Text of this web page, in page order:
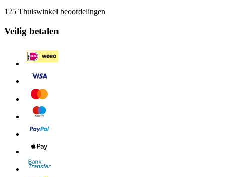
125 Thuiswinkel beoordelingen
Veilig betalen